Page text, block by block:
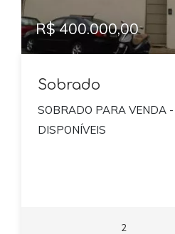
R$ 400.000,00
Sobrado
SOBRADO PARA VENDA
DISPONÍVEIS
2